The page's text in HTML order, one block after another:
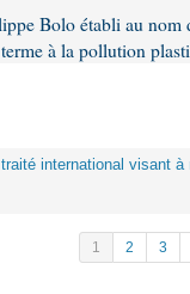
Bolo établi au
à la pollution
international visant
1 2 3